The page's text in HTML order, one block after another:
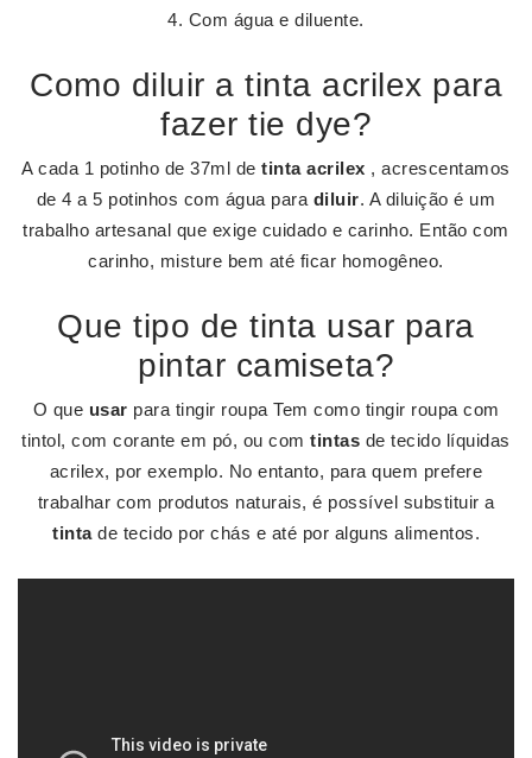
Com água e diluente.
Como diluir a tinta acrilex para
fazer tie dye?
A cada 1 potinho de 37ml detinta acrilex , acrescentamos
de 4 a 5 potinhos com água para diluir. A diluição é um
trabalho artesanal que exige cuidado e carinho. Então com
carinho, misture bem até ficar homogêneo.
Que tipo de tinta usar para
pintar camiseta?
O que usar para tingir roupa Tem como tingir roupa com
tintol, com corante em pó, ou comtintas de tecido líquidas
acrilex, por exemplo. No entanto, para quem prefere
trabalhar com produtos naturais, é possível substituir a
tintade tecido por chás e até por alguns alimentos.